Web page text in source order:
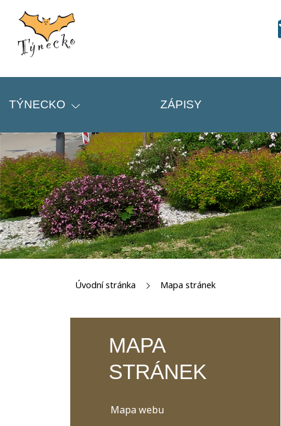
TÝNECKO ZÁPISY
Úvodní stránka Mapa stránek
MAPA
STRÁNEK
Mapa webu